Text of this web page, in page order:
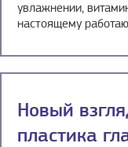
увлажнении,
настоящему
Новый
пластика